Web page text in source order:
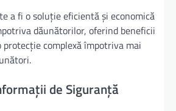
a fi o soluție eficientă și economică
dăunătorilor, oferind beneficii
complexă împotriva mai
de Siguranță